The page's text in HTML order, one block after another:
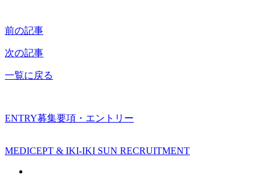
前の記事
次の記事
一覧に戻る
ENTRY募集要項・エントリー
MEDICEPT & IKI-IKI SUN RECRUITMENT